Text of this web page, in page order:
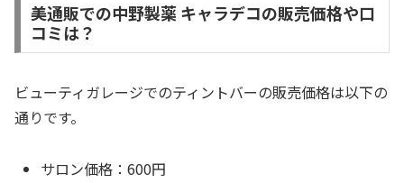
美通販での中野製薬 キャラデコの販売価格や口
コミは？
ビューティガレージでのティントバーの販売価格は以下の
通りです。
サロン価格：600円